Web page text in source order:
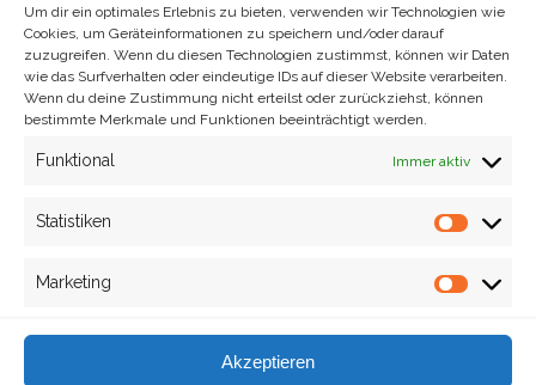
Um dir ein optimales Erlebnis zu bieten, verwenden wir Technologien wie
Cookies, um Geräteinformationen zu speichern und/oder darauf
zuzugreifen. Wenn du diesen Technologien zustimmst, können wir Daten
wie das Surfverhalten oder eindeutige IDs auf dieser Website verarbeiten.
Wenn du deine Zustimmung nicht erteilst oder zurückziehst, können
bestimmte Merkmale und Funktionen beeinträchtigt werden.
Funktional Immer aktiv
Statistiken
Marketing
Akzeptieren
Impressum
Danke für euren Besuch.